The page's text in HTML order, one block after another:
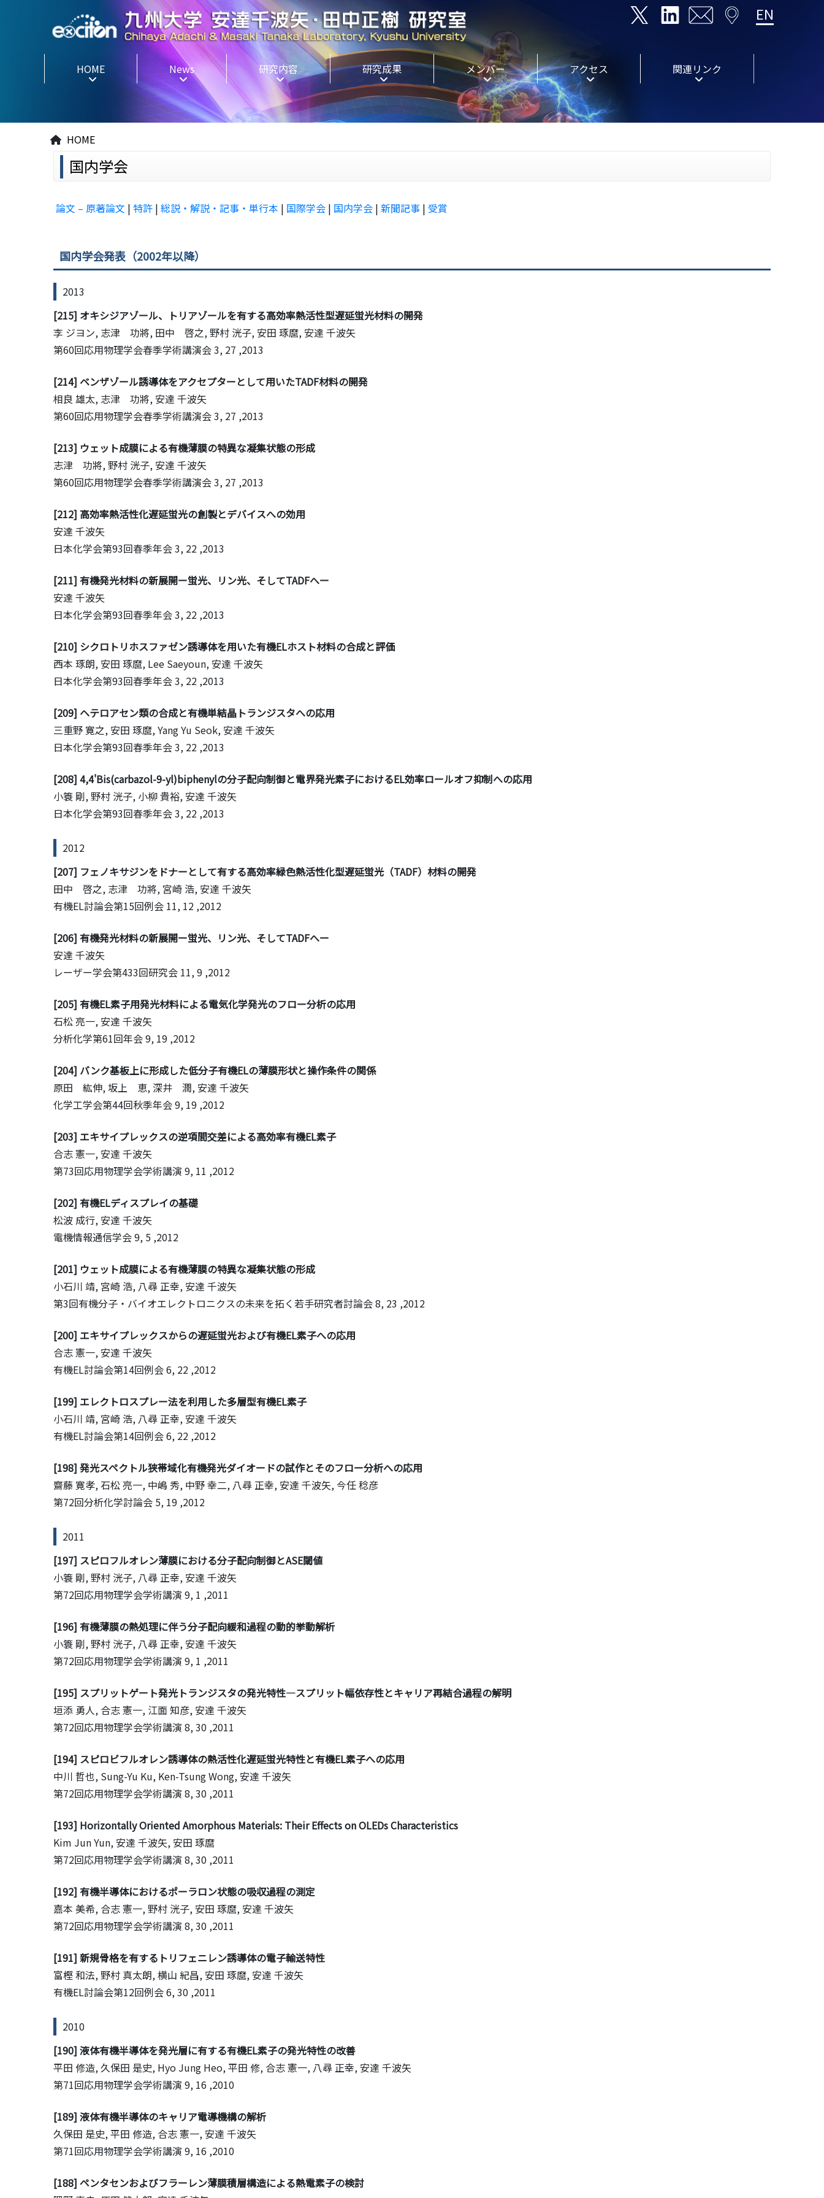
EN
HOME News 研究内容 研究成果 メンバー アクセス 関連リンク
HOME
国内学会
論文 – 原著論文 | 特許 | 総説・解説・記事・単行本 | 国際学会 | 国内学会 | 新聞記事 | 受賞
国内学会発表（2002年以降）
2013
[215] オキシジアゾール、トリアゾールを有する高効率熱活性型遅延蛍光材料の開発
李 ジヨン, 志津 功將, 田中 啓之, 野村 洸子, 安田 琢麿, 安達 千波矢
第60回応用物理学会春季学術講演会3, 27 ,2013
[214] ベンザゾール誘導体をアクセプターとして用いたTADF材料の開発
相良 雄太, 志津 功將, 安達 千波矢
第60回応用物理学会春季学術講演会3, 27 ,2013
[213] ウェット成膜による有機薄膜の特異な凝集状態の形成
志津 功將, 野村 洸子, 安達 千波矢
第60回応用物理学会春季学術講演会3, 27 ,2013
[212] 高効率熱活性化遅延蛍光の創製とデバイスへの効用
安達 千波矢
日本化学会第93回春季年会3, 22 ,2013
[211] 有機発光材料の新展開ー蛍光、リン光、そしてTADFへー
安達 千波矢
日本化学会第93回春季年会3, 22 ,2013
[210] シクロトリホスファゼン誘導体を用いた有機ELホスト材料の合成と評価
西本 琢朗, 安田 琢麿, Lee Saeyoun, 安達 千波矢
日本化学会第93回春季年会3, 22 ,2013
[209] ヘテロアセン類の合成と有機単結晶トランジスタへの応用
三重野 寛之, 安田 琢麿, Yang Yu Seok, 安達 千波矢
日本化学会第93回春季年会3, 22 ,2013
[208] 4,4'Bis(carbazol-9-yl)biphenylの分子配向制御と電界発光素子におけるEL効率ロールオフ抑制への応用
小簑 剛, 野村 洸子, 小柳 貴裕, 安達 千波矢
日本化学会第93回春季年会3, 22 ,2013
2012
[207] フェノキサジンをドナーとして有する高効率緑色熱活性化型遅延蛍光（TADF）材料の開発
田中 啓之, 志津 功將, 宮崎 浩, 安達 千波矢
有機EL討論会第15回例会 11, 12 ,2012
[206] 有機発光材料の新展開ー蛍光、リン光、そしてTADFへー
安達 千波矢
レーザー学会第433回研究会 11, 9 ,2012
[205] 有機EL素子用発光材料による電気化学発光のフロー分析の応用
石松 亮一, 安達 千波矢
分析化学第61回年会9, 19 ,2012
[204] バンク基板上に形成した低分子有機ELの薄膜形状と操作条件の関係
原田 紘伸, 坂上 恵, 深井 潤, 安達 千波矢
化学工学会第44回秋季年会9, 19 ,2012
[203] エキサイプレックスの逆項間交差による高効率有機EL素子
合志 憲一, 安達 千波矢
第73回応用物理学会学術講演 9, 11 ,2012
[202] 有機ELディスプレイの基礎
松波 成行, 安達 千波矢
電機情報通信学会9, 5 ,2012
[201] ウェット成膜による有機薄膜の特異な凝集状態の形成
小石川 靖, 宮崎 浩, 八尋 正幸, 安達 千波矢
第3回有機分子・バイオエレクトロニクスの未来を拓く若手研究者討論会8, 23 ,2012
[200] エキサイプレックスからの遅延蛍光および有機EL素子への応用
合志 憲一, 安達 千波矢
有機EL討論会第14回例会6, 22 ,2012
[199] エレクトロスプレー法を利用した多層型有機EL素子
小石川 靖, 宮崎 浩, 八尋 正幸, 安達 千波矢
有機EL討論会第14回例会6, 22 ,2012
[198] 発光スペクトル狭帯域化有機発光ダイオードの試作とそのフロー分析への応用
齋藤 寛孝, 石松 亮一, 中嶋 秀, 中野 幸二, 八尋 正幸, 安達 千波矢, 今任 稔彦
第72回分析化学討論会 5, 19 ,2012
2011
[197] スピロフルオレン薄膜における分子配向制御とASE閾値
小簑 剛, 野村 洸子, 八尋 正幸, 安達 千波矢
第72回応用物理学会学術講演 9, 1 ,2011
[196] 有機薄膜の熱処理に伴う分子配向緩和過程の動的挙動解析
小簑 剛, 野村 洸子, 八尋 正幸, 安達 千波矢
第72回応用物理学会学術講演 9, 1 ,2011
[195] スプリットゲート発光トランジスタの発光特性―スプリット幅依存性とキャリア再結合過程の解明
垣添 勇人, 合志 憲一, 江面 知彦, 安達 千波矢
第72回応用物理学会学術講演 8, 30 ,2011
[194] スピロビフルオレン誘導体の熱活性化遅延蛍光特性と有機EL素子への応用
中川 哲也, Sung-Yu Ku, Ken-Tsung Wong, 安達 千波矢
第72回応用物理学会学術講演 8, 30 ,2011
[193] Horizontally Oriented Amorphous Materials: Their Effects on OLEDs Characteristics
Kim Jun Yun, 安達 千波矢, 安田 琢麿
第72回応用物理学会学術講演 8, 30 ,2011
[192] 有機半導体におけるポーラロン状態の吸収過程の測定
嘉本 美希, 合志 憲一, 野村 洸子, 安田 琢麿, 安達 千波矢
第72回応用物理学会学術講演 8, 30 ,2011
[191] 新規骨格を有するトリフェニレン誘導体の電子輸送特性
富樫 和法, 野村 真太朗, 横山 紀昌, 安田 琢麿, 安達 千波矢
有機EL討論会第12回例会6, 30 ,2011
2010
[190] 液体有機半導体を発光層に有する有機EL素子の発光特性の改善
平田 修造, 久保田 是史, Hyo Jung Heo, 平田 修, 合志 憲一, 八尋 正幸, 安達 千波矢
第71回応用物理学会学術講演 9, 16 ,2010
[189] 液体有機半導体のキャリア電導機構の解析
久保田 是史, 平田 修造, 合志 憲一, 安達 千波矢
第71回応用物理学会学術講演 9, 16 ,2010
[188] ペンタセンおよびフラーレン薄膜積層構造による熱電素子の検討